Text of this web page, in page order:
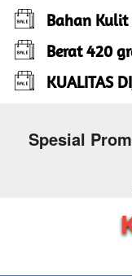
Bahan
Berat 420
KUALITAS
Spesial